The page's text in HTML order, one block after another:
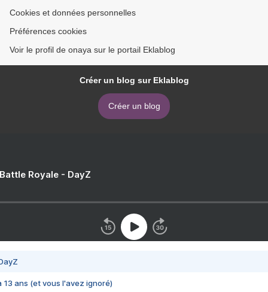
Cookies et données personnelles
Préférences cookies
Voir le profil de onaya sur le portail Eklablog
Créer un blog sur Eklablog
Créer un blog
Royale - DayZ
13 ans (et vous l'avez ignoré)